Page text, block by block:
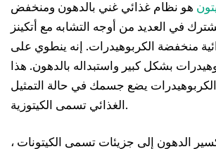
هو نظام غذائي غني بالدهون ومنخفض
في العديد من أوجه التشابه مع أتكينز
منخفضة الكربوهيدرات. إنه ينطوي على
بشكل كبير واستبداله بالدهون. هذا
يضع جسمك في حالة التمثيل
الغذائي تسمى الكيتوزية.
الدهون إلى جزيئات تسمى الكيتونات ،